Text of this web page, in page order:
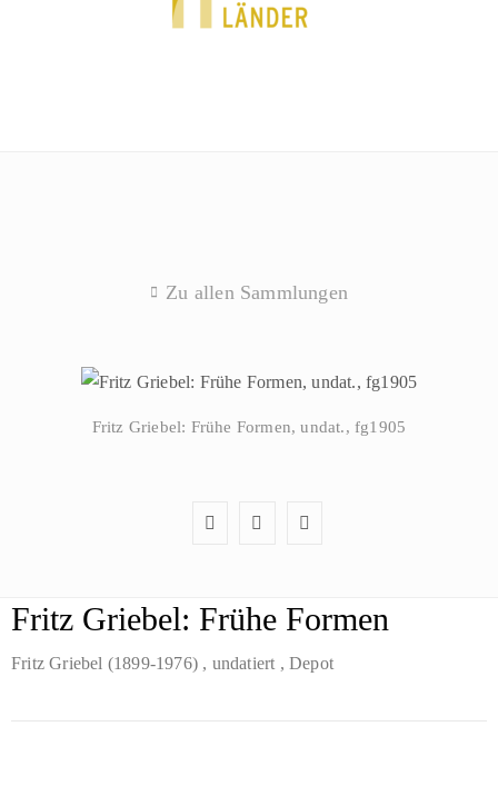
Zu allen Sammlungen
Fritz Griebel: Frühe Formen, undat., fg1905
Fritz Griebel: Frühe Formen
Fritz Griebel (1899-1976) , undatiert , Depot